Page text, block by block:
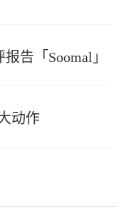
告「Soomal」
动作